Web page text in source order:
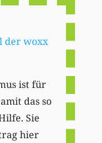
der woxx
ist für
das so
Sie
hier